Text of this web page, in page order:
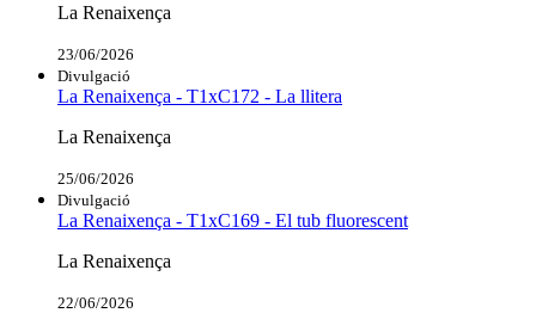
La Renaixença
23/06/2026
Divulgació
La Renaixença - T1xC172 - La llitera
La Renaixença
25/06/2026
Divulgació
La Renaixença - T1xC169 - El tub fluorescent
La Renaixença
22/06/2026